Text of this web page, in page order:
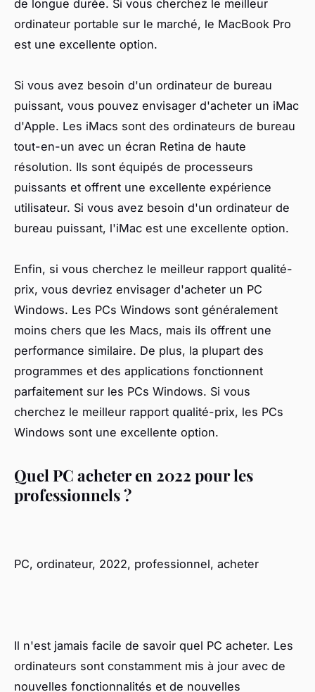
de longue durée. Si vous cherchez le meilleur
ordinateur portable sur le marché, le MacBook Pro
est une excellente option.
Si vous avez besoin d'un ordinateur de bureau
puissant, vous pouvez envisager d'acheter un iMac
d'Apple. Les iMacs sont des ordinateurs de bureau
tout-en-un avec un écran Retina de haute
résolution. Ils sont équipés de processeurs
puissants et offrent une excellente expérience
utilisateur. Si vous avez besoin d'un ordinateur de
bureau puissant, l'iMac est une excellente option.
Enfin, si vous cherchez le meilleur rapport qualité-
prix, vous devriez envisager d'acheter un PC
Windows. Les PCs Windows sont généralement
moins chers que les Macs, mais ils offrent une
performance similaire. De plus, la plupart des
programmes et des applications fonctionnent
parfaitement sur les PCs Windows. Si vous
cherchez le meilleur rapport qualité-prix, les PCs
Windows sont une excellente option.
Quel PC acheter en 2022 pour les
professionnels ?
PC, ordinateur, 2022, professionnel, acheter
Il n'est jamais facile de savoir quel PC acheter. Les
ordinateurs sont constamment mis à jour avec de
nouvelles fonctionnalités et de nouvelles